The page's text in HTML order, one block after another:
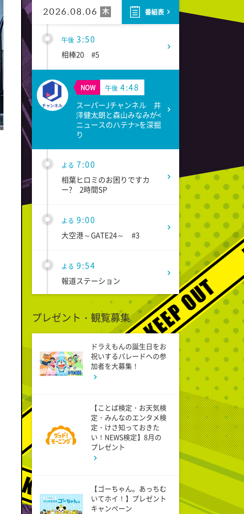
2026.08.06 木 番組表
科捜研の女11 #10
午後 3:50
相棒20 #5
NOW 午後 4:48
スーパーJチャンネル 井
澤健太朗と森山みなみが<
ニュースのハテナ>を深掘
り
よる 7:00
相葉ヒロミのお困りですカ
ー? 2時間SP
よる 9:00
大空港～GATE24～ #3
よる 9:54
報道ステーション
よる 11:10
熱闘甲子園 涙は、強さにな
る。
よる 11:40
And One
11:45
アメトーーク! CLUB配信で見
られる懐かし回&傑作回
見取り図じゃん 【1人で見
て】小声の会…アノ人が退場で
す
プレゼント・観覧募集
ドラえもんの誕生日をお
祝いするパレードへの参
加者を大募集！
【ことば検定・お天気検
定・みんなのエンタメ検
定・けさ知っておきた
い！NEWS検定】8月の
プレゼント
【ゴーちゃん。あっちむ
いてホイ！】プレゼント
キャンペーン